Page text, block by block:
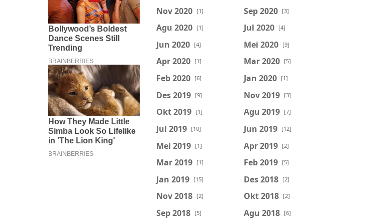
Nov 2020 [1] Sep 2020 [3]
Agu 2020 [1] Jul 2020 [4]
Jun 2020 [4] Mei 2020 [9]
Apr 2020 [1] Mar 2020 [5]
Feb 2020 [6] Jan 2020 [1]
Des 2019 [9] Nov 2019 [3]
Okt 2019 [1] Agu 2019 [7]
Jul 2019 [10] Jun 2019 [12]
Mei 2019 [1] Apr 2019 [2]
Mar 2019 [1] Feb 2019 [5]
Jan 2019 [15] Des 2018 [2]
Nov 2018 [2] Okt 2018 [2]
Sep 2018 [5] Agu 2018 [6]